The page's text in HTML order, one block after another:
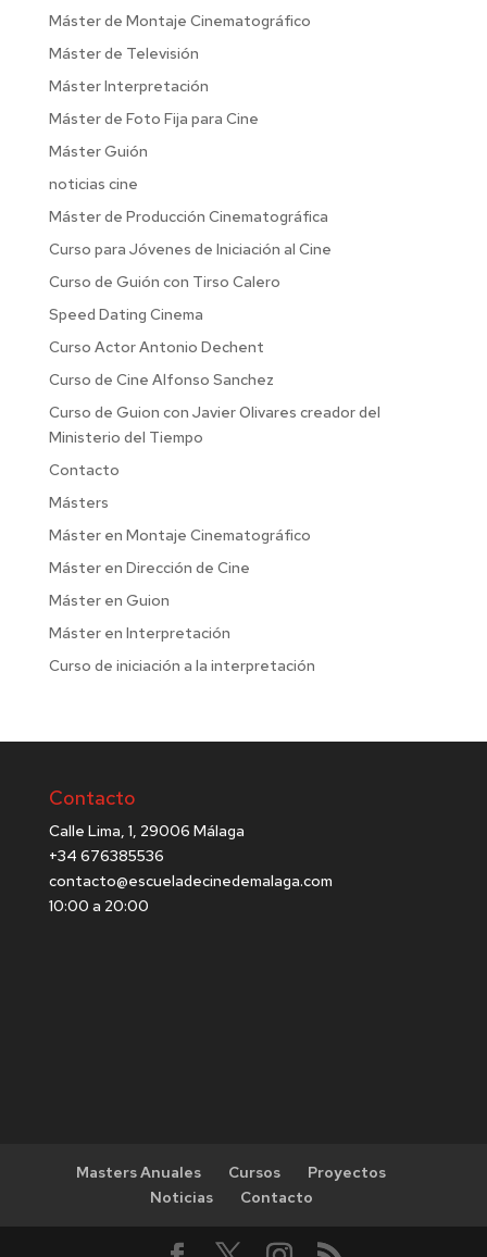
Máster de Montaje Cinematográfico
Máster de Televisión
Máster Interpretación
Máster de Foto Fija para Cine
Máster Guión
noticias cine
Máster de Producción Cinematográfica
Curso para Jóvenes de Iniciación al Cine
Curso de Guión con Tirso Calero
Speed Dating Cinema
Curso Actor Antonio Dechent
Curso de Cine Alfonso Sanchez
Curso de Guion con Javier Olivares creador del
Ministerio del Tiempo
Contacto
Másters
Máster en Montaje Cinematográfico
Máster en Dirección de Cine
Máster en Guion
Máster en Interpretación
Curso de iniciación a la interpretación
Contacto
Calle Lima, 1, 29006 Málaga
+34 676385536
contacto@escueladecinedemalaga.com
10:00 a 20:00
Masters Anuales Cursos
Proyectos
Noticias
Contacto